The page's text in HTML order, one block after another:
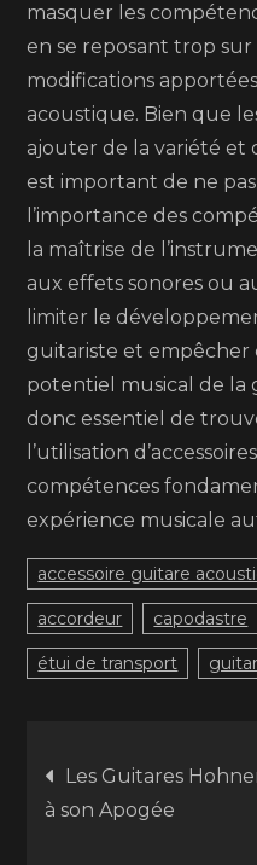
masquer les
en se reposant trop
modifications
acoustique. Bien que
ajouter de la variété et
est important de ne
l’importance des
la maîtrise de
aux effets sonores ou
limiter le
guitariste et empêcher
potentiel musical de la
donc essentiel de
l’utilisation
compétences
expérience musicale
accessoire guitare
accordeur capodastre
étui de transport
de
Les Guitares
à son Apogée